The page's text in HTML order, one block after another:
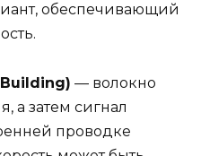
обеспечивающий
— волокно
а затем сигнал
проводке